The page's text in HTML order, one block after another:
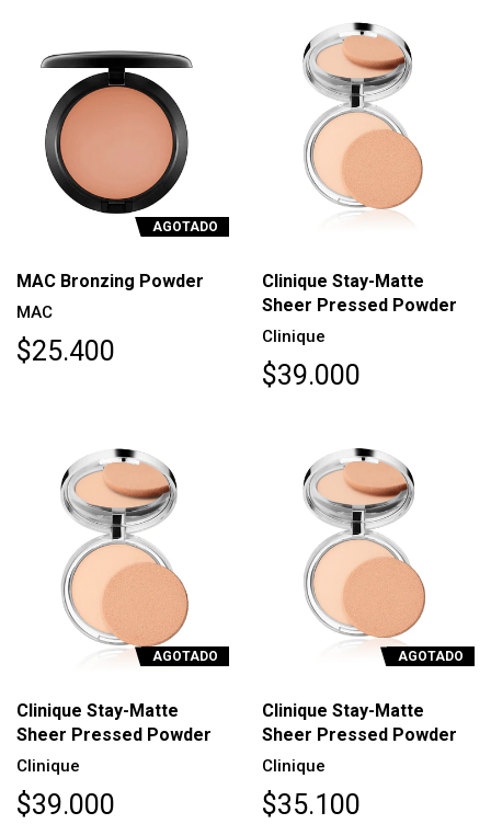
AGOTADO
MAC Bronzing Powder
MAC
$25.400
Clinique Stay-Matte
Sheer Pressed Powder
Clinique
$39.000
AGOTADO
Clinique Stay-Matte
Sheer Pressed Powder
Clinique
$39.000
AGOTADO
Clinique Stay-Matte
Sheer Pressed Powder
Clinique
$35.100